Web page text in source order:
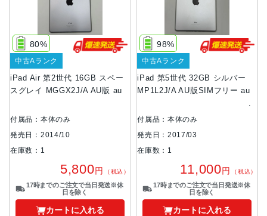
iPad Air 第2世代 16GB スペー
スグレイ MGGX2J/A AU版 au
80%
中古Aランク
付属品：本体のみ
発売日：2014/10
在庫数：1
5,800円 （税込）
17時までのご注文で当日発送※休
日を除く
カートに入れる
iPad 第5世代 32GB シルバー
MP1L2J/A AU版SIMフリー au
98%
中古Aランク
付属品：本体のみ
発売日：2017/03
在庫数：1
11,000円 （税込）
17時までのご注文で当日発送※休
日を除く
カートに入れる